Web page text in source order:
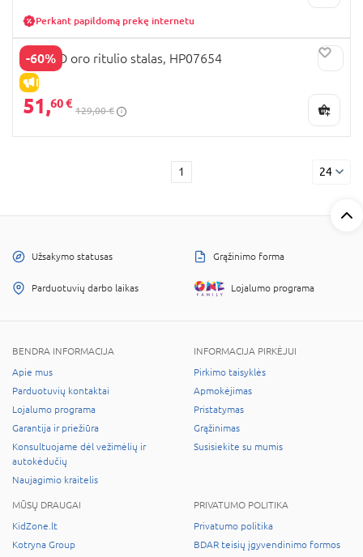
Perkant papildomą prekę internetu
-60%
IŠPARDAVIMAS
HY-PRO oro ritulio stalas, HP07654
51,60 €
129,00 €
1 24
Užsakymo statusas Grąžinimo forma
Parduotuvių darbo laikas Lojalumo programa
BENDRA INFORMACIJA
Apie mus
Parduotuvių kontaktai
Lojalumo programa
Garantija ir priežiūra
Konsultuojame dėl vežimėlių ir
autokėdučių
Naujagimio kraitelis
INFORMACIJA PIRKĖJUI
Pirkimo taisyklės
Apmokėjimas
Pristatymas
Grąžinimas
Susisiekite su mumis
MŪSŲ DRAUGAI
KidZone.lt
Kotryna Group
PRIVATUMO POLITIKA
Privatumo politika
BDAR teisių įgyvendinimo formos